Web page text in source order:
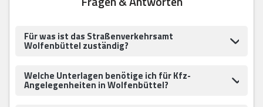
Für was ist das Straßenverkehrsamt
Wolfenbüttel zuständig?
Welche Unterlagen benötige ich für Kfz-
Angelegenheiten in Wolfenbüttel?